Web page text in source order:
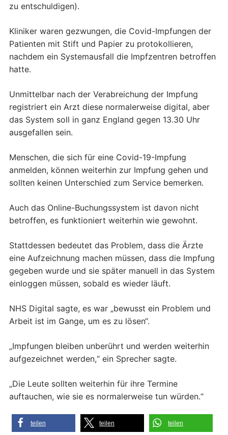
zu entschuldigen).
Kliniker waren gezwungen, die Covid-Impfungen der
Patienten mit Stift und Papier zu protokollieren,
nachdem ein Systemausfall die Impfzentren betroffen
hatte.
Unmittelbar nach der Verabreichung der Impfung
registriert ein Arzt diese normalerweise digital, aber
das System soll in ganz England gegen 13.30 Uhr
ausgefallen sein.
Menschen, die sich für eine Covid-19-Impfung
anmelden, können weiterhin zur Impfung gehen und
sollten keinen Unterschied zum Service bemerken.
Auch das Online-Buchungssystem ist davon nicht
betroffen, es funktioniert weiterhin wie gewohnt.
Stattdessen bedeutet das Problem, dass die Ärzte
eine Aufzeichnung machen müssen, dass die Impfung
gegeben wurde und sie später manuell in das System
einloggen müssen, sobald es wieder läuft.
NHS Digital sagte, es war „bewusst ein Problem und
Arbeit ist im Gange, um es zu lösen“.
„Impfungen bleiben unberührt und werden weiterhin
aufgezeichnet werden,“ ein Sprecher sagte.
„Die Leute sollten weiterhin für ihre Termine
auftauchen, wie sie es normalerweise tun würden.“
teilen teilen teilen